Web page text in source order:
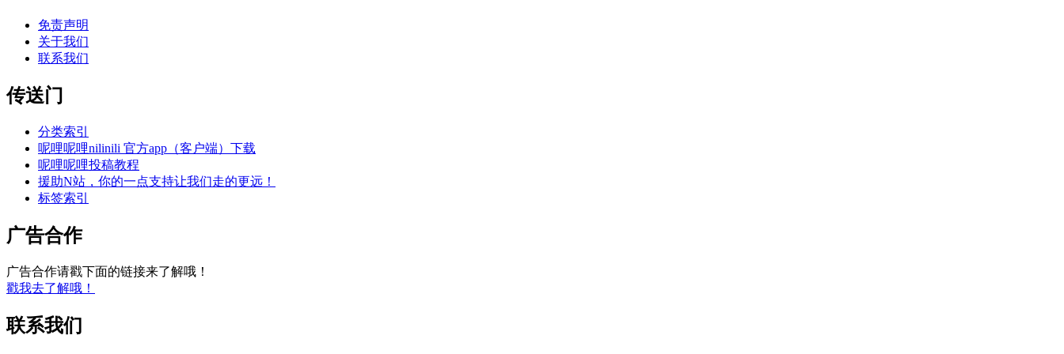
免责声明
关于我们
联系我们
传送门
分类索引
呢哩呢哩nilinili 官方app（客户端）下载
呢哩呢哩投稿教程
援助N站，你的一点支持让我们走的更远！
标签索引
广告合作
广告合作请戳下面的链接来了解哦！
戳我去了解哦！
联系我们